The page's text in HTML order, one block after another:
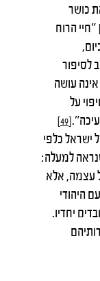
כושר
"חיי הרוח
לסיפור
עושה
על
[49]
ישראל כלפי
למעלה:
עצמה, אלא
היהודי
יחדיו.